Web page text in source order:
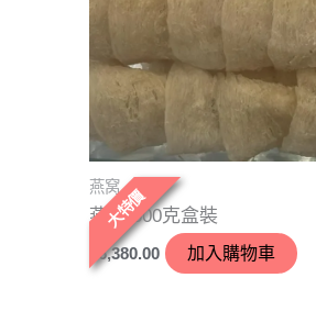
大特價
燕窝
燕𦾟 500克盒裝
6,380.00 加入購物車